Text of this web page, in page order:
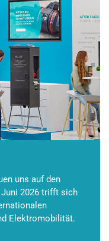
uns auf den
2026 trifft sich
Elektromobilität.